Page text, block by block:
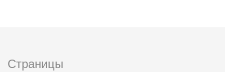
Страницы